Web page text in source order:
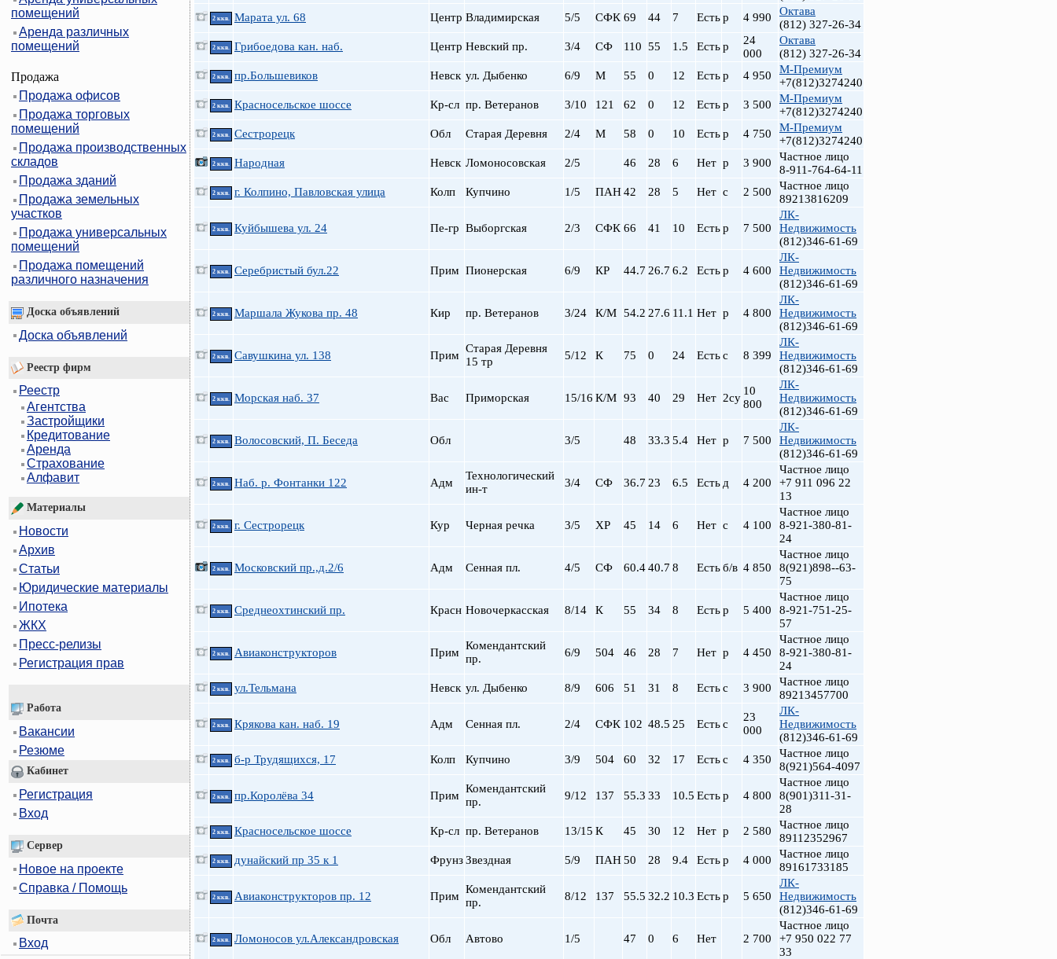
помещений
Аренда различных
помещений
Продажа
Продажа офисов
Продажа торговых
помещений
Продажа производственных
складов
Продажа зданий
Продажа земельных
участков
Продажа универсальных
помещений
Продажа помещений
различного назначения
Доска объявлений
Доска объявлений
Реестр фирм
Реестр
Агентства
Застройщики
Кредитование
Аренда
Страхование
Алфавит
Материалы
Новости
Архив
Статьи
Юридические материалы
Ипотека
ЖКХ
Пресс-релизы
Регистрация прав
Работа
Вакансии
Резюме
Кабинет
Регистрация
Вход
Сервер
Новое на проекте
Справка / Помощь
Почта
Вход
Старый фонд (СФ)
Московская
Невский пр.
Обводный Канал
Обухово
Парк Победы
пл. Ленина
Политехническая
Пролетарская
Рыбацкое
Технологический ин-т
ул. Дыбенко
Чернышевская
Электросила
2 ккв. Марата ул. 68 Центр Владимирская 5/5 СФК 69 44 7 Естьр 4 990
Октава
(812) 327-26-34
2 ккв. Грибоедова кан. наб. Центр Невский пр. 3/4 СФ 110 55 1.5 Естьр
24
000
Октава
(812) 327-26-34
2 ккв. пр.Большевиков Невск ул. Дыбенко 6/9 М 55 0 12 Естьр 4 950
М-Премиум
+7(812)3274240
2 ккв. Красносельское шоссе Кр-сл пр. Ветеранов 3/10 121 62 0 12 Естьр 3 500
М-Премиум
+7(812)3274240
2 ккв. Сестрорецк Обл Старая Деревня 2/4 М 58 0 10 Естьр 4 750
М-Премиум
+7(812)3274240
2 ккв. Народная Невск Ломоносовская 2/5 46 28 6 Нет р 3 900
Частное лицо
8-911-764-64-11
2 ккв. г. Колпино, Павловская улица Колп Купчино 1/5 ПАН42 28 5 Нет с 2 500
Частное лицо
89213816209
2 ккв. Куйбышева ул. 24 Пе-гр Выборгская 2/3 СФК 66 41 10 Естьр 7 500
ЛК-
Недвижимость
(812)346-61-69
2 ккв. Серебристый бул.22 Прим Пионерская 6/9 КР 44.7 26.7 6.2 Естьр 4 600
ЛК-
Недвижимость
(812)346-61-69
2 ккв. Маршала Жукова пр. 48 Кир пр. Ветеранов 3/24 К/М 54.2 27.6 11.1 Нет р 4 800
ЛК-
Недвижимость
(812)346-61-69
2 ккв. Савушкина ул. 138 Прим
Старая Деревня
15 тр
5/12 К 75 0 24 Естьс 8 399
ЛК-
Недвижимость
(812)346-61-69
2 ккв. Морская наб. 37 Вас Приморская 15/16 К/М 93 40 29 Нет 2су
10
800
ЛК-
Недвижимость
(812)346-61-69
2 ккв. Волосовский, П. Беседа Обл 3/5 48 33.3 5.4 Нет р 7 500
ЛК-
Недвижимость
(812)346-61-69
2 ккв. Наб. р. Фонтанки 122 Адм
Технологический
ин-т
3/4 СФ 36.7 23 6.5 Есть д 4 200
Частное лицо
+7 911 096 22
13
2 ккв. г. Сестрорецк Кур Черная речка 3/5 ХР 45 14 6 Нет с 4 100
Частное лицо
8-921-380-81-
24
2 ккв. Московский пр.,д.2/6 Адм Сенная пл. 4/5 СФ 60.440.7 8 Естьб/в 4 850
Частное лицо
8(921)898--63-
75
2 ккв. Среднеохтинский пр. Красн Новочеркасская 8/14 К 55 34 8 Естьр 5 400
Частное лицо
8-921-751-25-
57
2 ккв. Авиаконструкторов Прим
Комендантский
пр.
6/9 504 46 28 7 Нет р 4 450
Частное лицо
8-921-380-81-
24
2 ккв. ул.Тельмана Невск ул. Дыбенко 8/9 606 51 31 8 Естьс 3 900
Частное лицо
89213457700
2 ккв. Крякова кан. наб. 19 Адм Сенная пл. 2/4 СФК 102 48.5 25 Естьс
23
000
ЛК-
Недвижимость
(812)346-61-69
2 ккв. б-р Трудящихся, 17 Колп Купчино 3/9 504 60 32 17 Естьс 4 350
Частное лицо
8(921)564-4097
2 ккв. пр.Королёва 34 Прим
Комендантский
пр.
9/12 137 55.3 33 10.5 Естьр 4 800
Частное лицо
8(901)311-31-
28
2 ккв. Красносельское шоссе Кр-сл пр. Ветеранов 13/15 К 45 30 12 Нет р 2 580
Частное лицо
89112352967
2 ккв. дунайский пр 35 к 1 ФрунзЗвездная 5/9 ПАН50 28 9.4 Естьр 4 000
Частное лицо
89161733185
2 ккв. Авиаконструкторов пр. 12 Прим
Комендантский
пр.
8/12 137 55.5 32.2 10.3 Естьр 5 650
ЛК-
Недвижимость
(812)346-61-69
2 ккв. Ломоносов ул.Александровская Обл Автово 1/5 47 0 6 Нет 2 700
Частное лицо
+7 950 022 77
33